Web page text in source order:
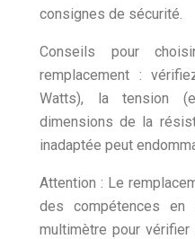
consignes de sécurité.
Conseils pour
remplacement :
Watts), la tension
dimensions de la
inadaptée peut
Attention : Le
des compétences en
multimètre pour